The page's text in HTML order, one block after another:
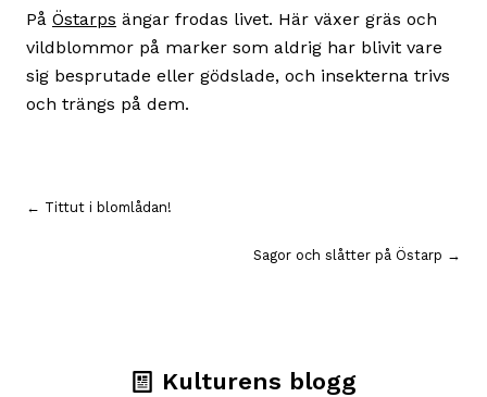
På Östarps ängar frodas livet. Här växer gräs och
vildblommor på marker som aldrig har blivit vare
sig besprutade eller gödslade, och insekterna trivs
och trängs på dem.
Inläggsnavigering
← Tittut i blomlådan!
Sagor och slåtter på Östarp →
Kulturens blogg